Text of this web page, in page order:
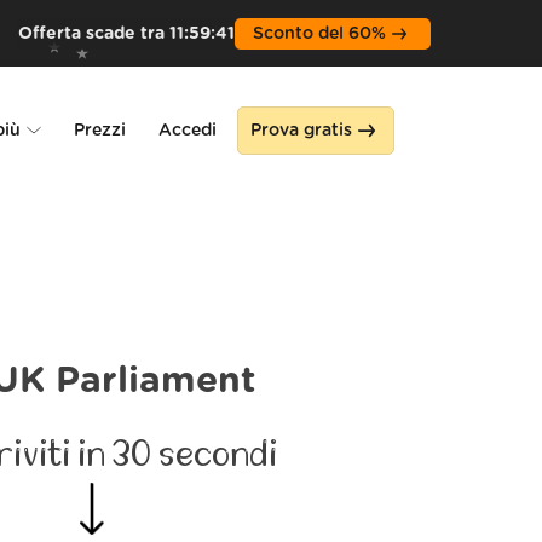
Offerta scade tra 11:59:39 Sconto del 60%
Prezzi Accedi Prova gratis
Parliament
in 30 secondi